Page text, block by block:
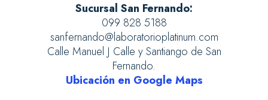
Sucursal San Fernando:
099 828 5188
sanfernando@laboratorioplatinum.com
Calle Manuel J Calle y Santiango de San
Fernando.
Ubicación en Google Maps